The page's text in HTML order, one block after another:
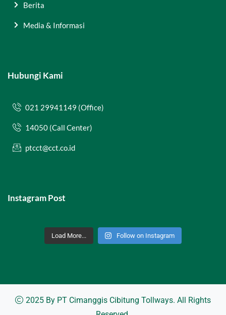
Berita
Media & Informasi
Hubungi Kami
021 29941149 (Office)
14050 (Call Center)
ptcct@cct.co.id
Instagram Post
Load More... Follow on Instagram
2025 By PT Cimanggis Cibitung Tollways. All Rights